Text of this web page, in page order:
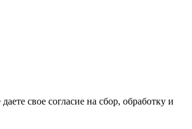
свое согласие на сбор, обработку и